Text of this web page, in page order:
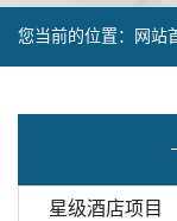
您当前的位置： 网站
星级酒店项目